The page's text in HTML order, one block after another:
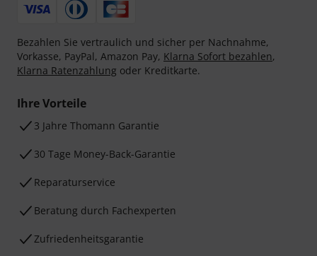
Bezahlen Sie vertraulich und sicher per Nachnahme,
Vorkasse, PayPal, Amazon Pay, Klarna Sofort bezahlen,
Klarna Ratenzahlung oder Kreditkarte.
Ihre Vorteile
3 Jahre Thomann Garantie
30 Tage Money-Back-Garantie
Reparaturservice
Beratung durch Fachexperten
Zufriedenheitsgarantie